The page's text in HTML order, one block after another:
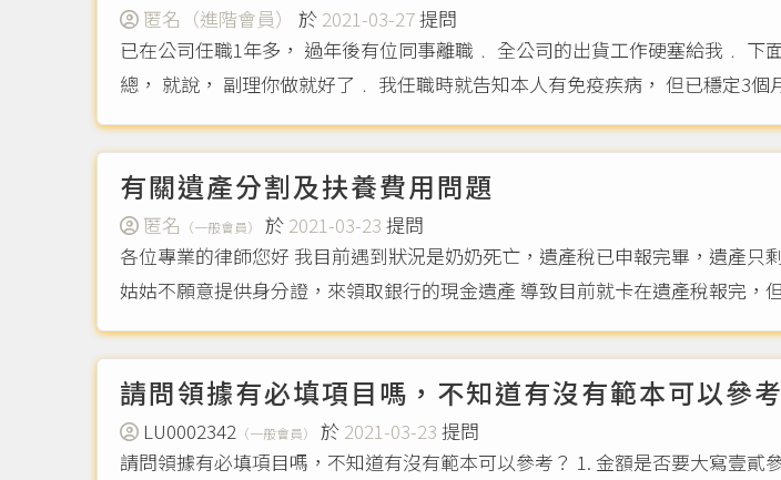
匿名（進階會員） 於 2021-03-27提問
已在公司任職1年多， 過年後有位同事離職﹒ 全公司的出貨工作硬塞給我﹒
有關遺產分割及扶養費用問題
匿名 （一般會員） 於 2021-03-23 提問
各位專業的律師您好 我目前遇到狀況是奶奶死亡，遺產稅已申報完畢，遺產
姑姑不願意提供身分證，來領取銀行的現金遺產 導致目前就卡在遺產稅報完，
請問領據有必填項目嗎，不知道有沒有範本可以參
LU0002342 （一般會員） 於 2021-03-23 提問
請問領據有必填項目嗎，不知道有沒有範本可以參考？ 1. 金額是否要大寫壹